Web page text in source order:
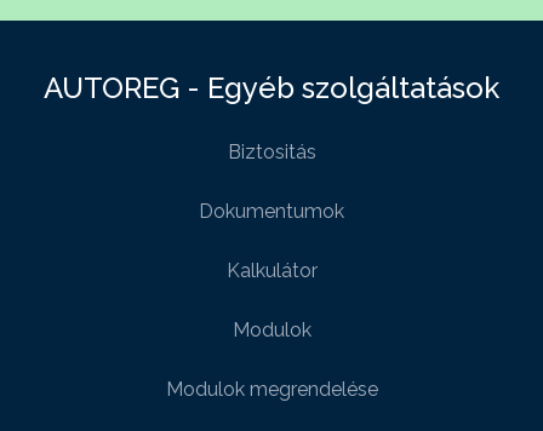
AUTOREG - Egyéb szolgáltatások
Biztositás
Dokumentumok
Kalkulátor
Modulok
Modulok megrendelése